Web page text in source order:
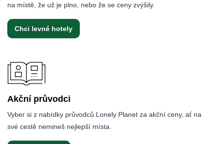
na místě, že už je plno, nebo že se ceny zvýšily.
Chci levné hotely
Akční průvodci
Vyber si z nabídky průvodců Lonely Planet za akční ceny, ať na
své cestě nemineš nejlepší místa.